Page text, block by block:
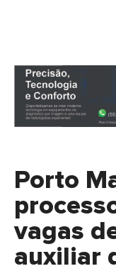
Porto
vagas
auxiliar